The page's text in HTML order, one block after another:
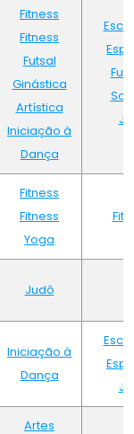
Fitness
Fitness
Futsal
Ginástica
Artística
Iniciação à
Dança
Fitness
Fitness
Yoga
Judô
Iniciação à
Dança
Artes